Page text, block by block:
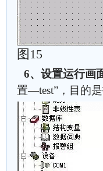
图15
6、设置运行画
置—test”，目的